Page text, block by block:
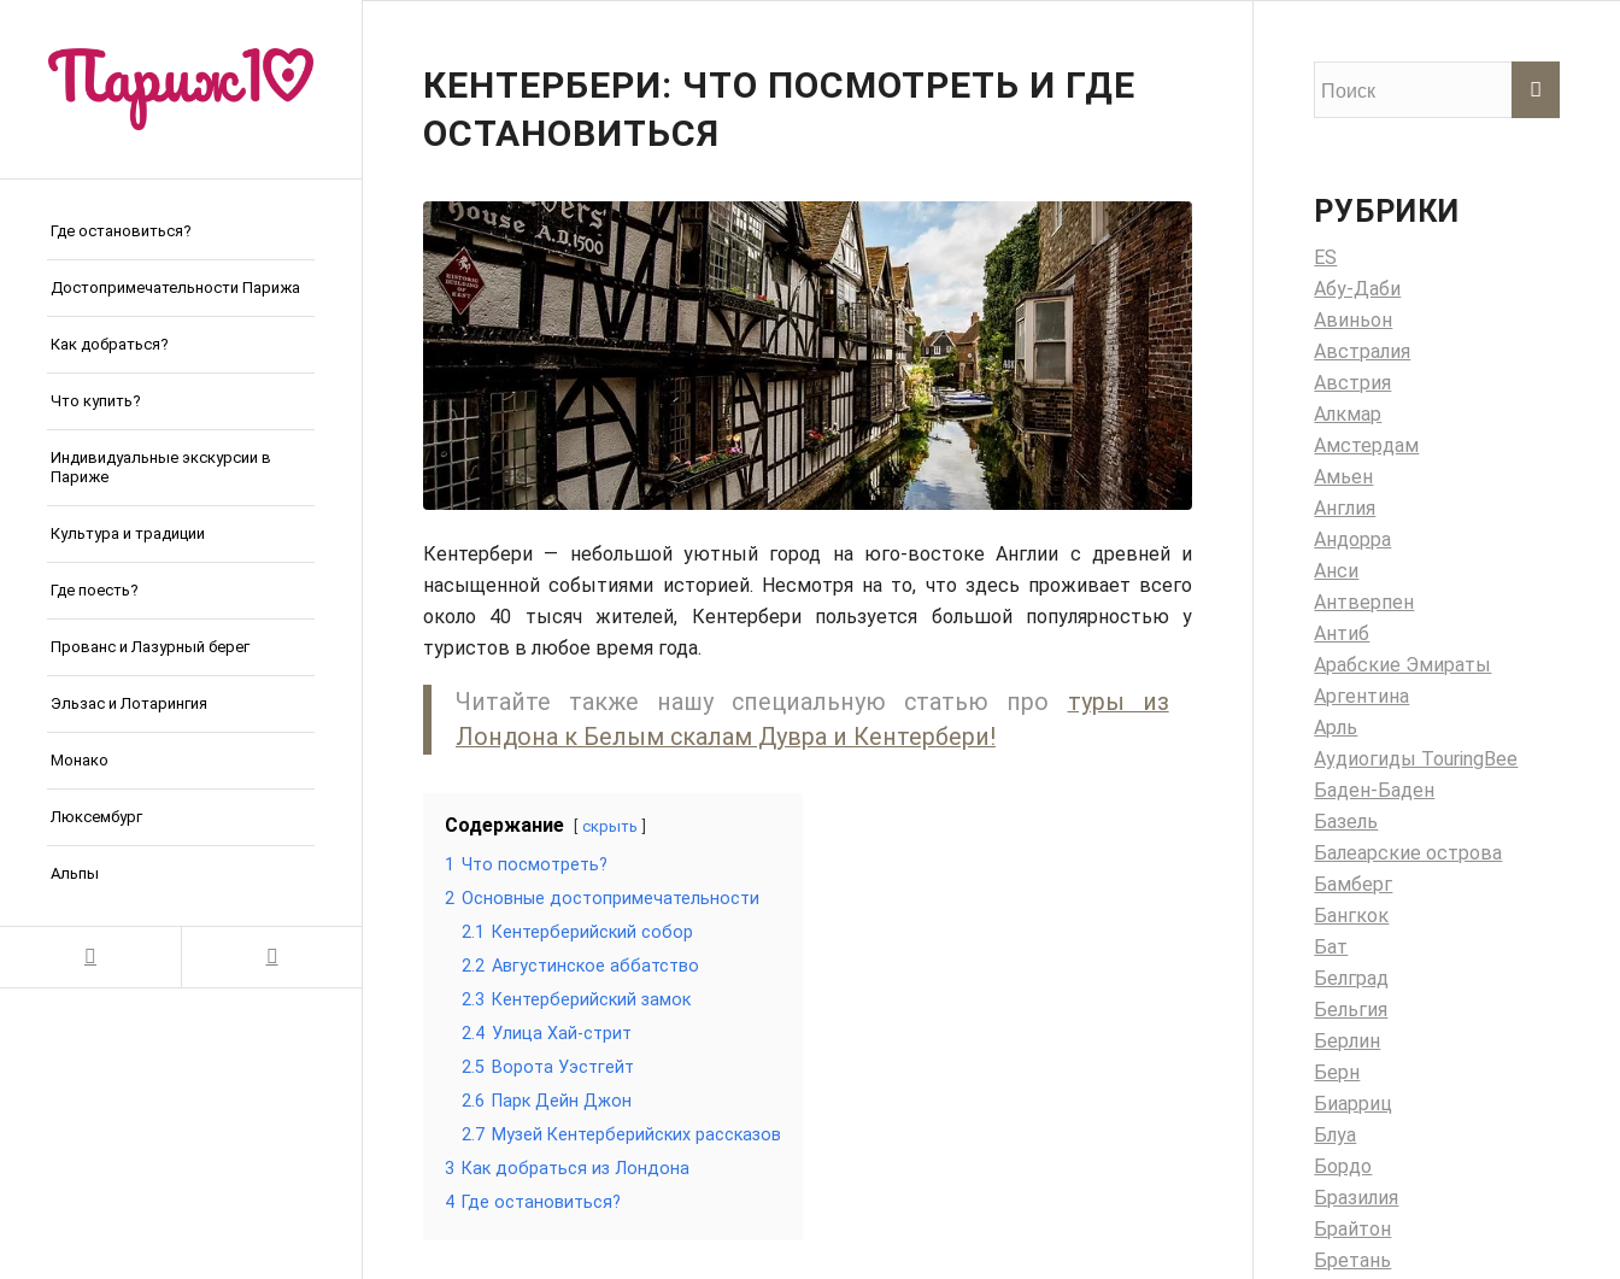
Где остановиться?
Достопримечательности Парижа
Как добраться?
Что купить?
Индивидуальные экскурсии в
Париже
Культура и традиции
Где поесть?
Прованс и Лазурный берег
Эльзас и Лотарингия
Монако
Люксембург
Альпы
КЕНТЕРБЕРИ: ЧТО ПОСМОТРЕТЬ И ГДЕ
ОСТАНОВИТЬСЯ
Кентербери — небольшой уютный город на юго-востоке Англии с древней и
насыщенной событиями историей. Несмотря на то, что здесь проживает всего
около 40 тысяч жителей, Кентербери пользуется большой популярностью у
туристов в любое время года.
Читайте также нашу специальную статью про туры из
Лондона к Белым скалам Дувра и Кентербери!
Содержание скрыть
1 Что посмотреть?
2 Основные достопримечательности
2.1
Кентерберийский собор
2.2 Августинское аббатство
2.3 Кентерберийский замок
2.4 Улица Хай-стрит
2.5 Ворота Уэстгейт
2.6 Парк Дейн Джон
2.7 Музей Кентерберийских рассказов
3 Как добраться из Лондона
4 Где остановиться?
РУБРИКИ
ES
Абу-Даби
Авиньон
Австралия
Австрия
Алкмар
Амстердам
Амьен
Англия
Андорра
Анси
Антверпен
Антиб
Арабские Эмираты
Аргентина
Арль
Аудиогиды TouringBee
Баден-Баден
Базель
Балеарские острова
Бамберг
Бангкок
Бат
Белград
Бельгия
Берлин
Берн
Биарриц
Блуа
Бордо
Бразилия
Брайтон
Бретань